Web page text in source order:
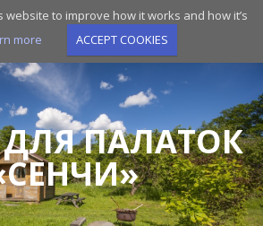
website to improve how it works and how it’s
more ACCEPT COOKIES
ПАЛАТОК